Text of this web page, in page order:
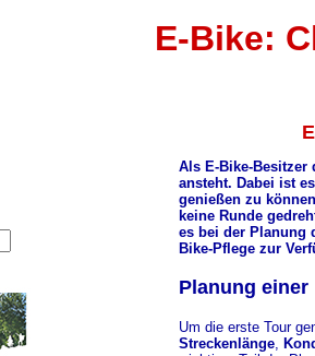
E-Bike:
Als E-Bike-Besitzer
ansteht. Dabei ist
genießen zu
keine Runde
es bei der Planung
Bike-Pflege zur
Planung einer
Um die erste Tour
Streckenlänge,